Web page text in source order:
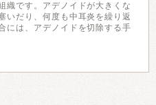
織です。アデノイドが大きくな
いだり、何度も中耳炎を繰り返
には、アデノイドを切除する手